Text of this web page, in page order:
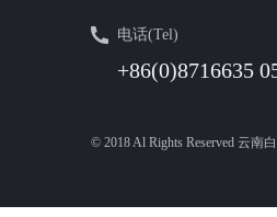
电话(Tel)
+86(0)8716635
© 2018 Al Rights Reserved 云